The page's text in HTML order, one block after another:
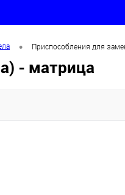
• Приспособления для
- матрица